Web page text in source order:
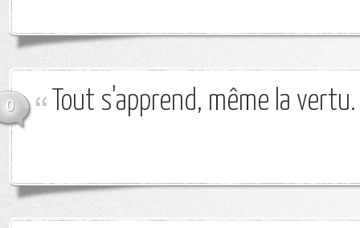
0 Tout s'apprend, même la vertu.